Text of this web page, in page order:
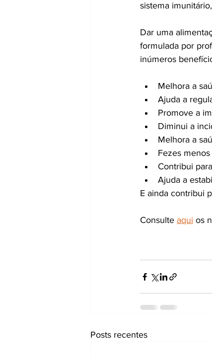
sistema
Dar uma
formulada por
inúmeros
Melhora a
Ajuda a
Promove a
Diminui a
Melhora a
Fezes
Contribui
Ajuda a
E ainda contribui
Consulte aqui os
Posts recentes